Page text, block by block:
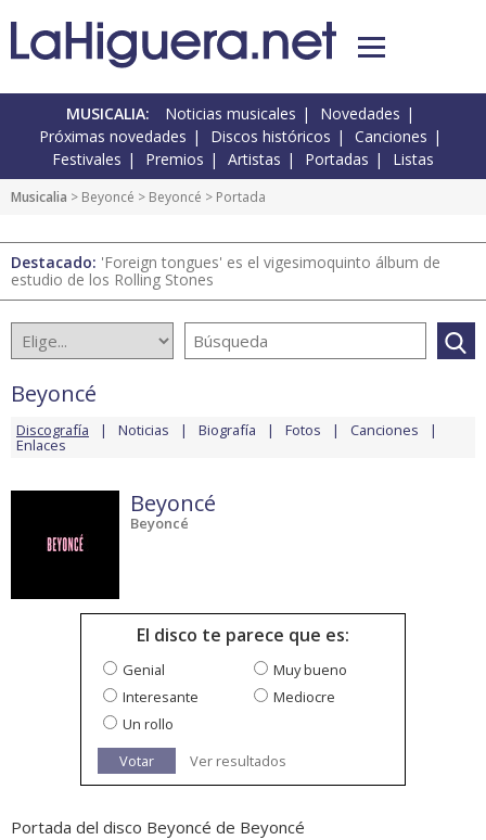
MUSICALIA: Noticias musicales
Novedades
Próximas novedades
Discos históricos
Canciones
Festivales
Premios Artistas Portadas Listas
Musicalia > Beyoncé > Beyoncé > Portada
Destacado: 'Foreign tongues' es el vigesimoquinto álbum de
estudio de los Rolling Stones
Beyoncé
Discografía Noticias Biografía Fotos Canciones
Enlaces
Beyoncé
Beyoncé
El disco te parece que es:
Genial
Muy bueno
Interesante
Mediocre
Un rollo
Votar
Ver resultados
Portada del disco Beyoncé de Beyoncé